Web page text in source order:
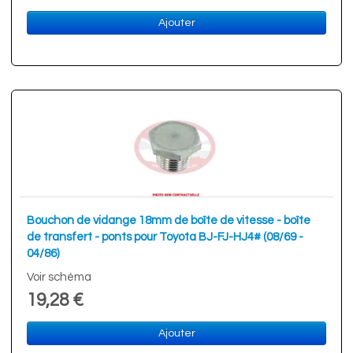
Ajouter
Bouchon de vidange 18mm de boîte de vitesse - boîte
de transfert - ponts pour Toyota BJ-FJ-HJ4# (08/69 -
04/86)
Voir schéma
19,28 €
Ajouter